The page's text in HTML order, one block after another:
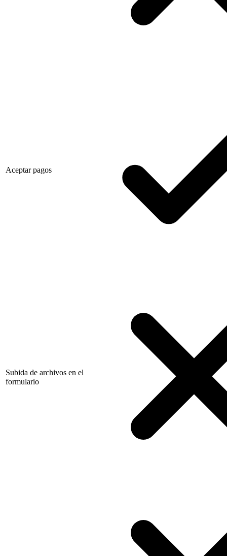
Aceptar pagos
Subida de archivos en el
formulario